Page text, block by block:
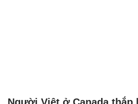
Người Việt ở Canada